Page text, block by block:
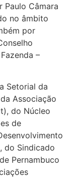
Paulo Câmara
no âmbito
por
–
Setorial da
Associação
do Núcleo
de
do Sindicado
Pernambuco